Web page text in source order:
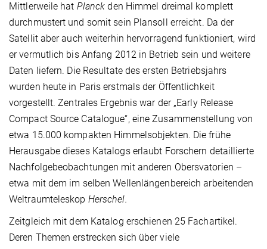
Mittlerweile hat Planck den Himmel dreimal komplett
durchmustert und somit sein Plansoll erreicht. Da der
Satellit aber auch weiterhin hervorragend funktioniert, wird
er vermutlich bis Anfang 2012 in Betrieb sein und weitere
Daten liefern. Die Resultate des ersten Betriebsjahrs
wurden heute in Paris erstmals der Öffentlichkeit
vorgestellt. Zentrales Ergebnis war der „Early Release
Compact Source Catalogue“, eine Zusammenstellung von
etwa 15.000 kompakten Himmelsobjekten. Die frühe
Herausgabe dieses Katalogs erlaubt Forschern detaillierte
Nachfolgebeobachtungen mit anderen Obersvatorien –
etwa mit dem im selben Wellenlängenbereich arbeitenden
Weltraumteleskop Herschel.
Zeitgleich mit dem Katalog erschienen 25 Fachartikel.
Deren Themen erstrecken sich über viele